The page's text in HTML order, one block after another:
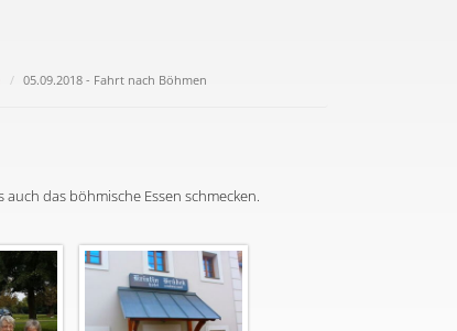
05.09.2018 - Fahrt nach Böhmen
das böhmische Essen schmecken.